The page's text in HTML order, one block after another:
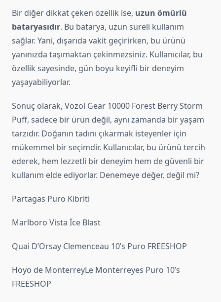
Bir diğer dikkat çeken özellik ise, uzun ömürlü
bataryasıdır. Bu batarya, uzun süreli kullanım
sağlar. Yani, dışarıda vakit geçirirken, bu ürünü
yanınızda taşımaktan çekinmezsiniz. Kullanıcılar, bu
özellik sayesinde, gün boyu keyifli bir deneyim
yaşayabiliyorlar.
Sonuç olarak, Vozol Gear 10000 Forest Berry Storm
Puff, sadece bir ürün değil, aynı zamanda bir yaşam
tarzıdır. Doğanın tadını çıkarmak isteyenler için
mükemmel bir seçimdir. Kullanıcılar, bu ürünü tercih
ederek, hem lezzetli bir deneyim hem de güvenli bir
kullanım elde ediyorlar. Denemeye değer, değil mi?
Partagas Puro Kibriti
Marlboro Vista İce Blast
Quai D’Orsay Clemenceau 10’s Puro FREESHOP
Hoyo de MonterreyLe Monterreyes Puro 10’s
FREESHOP